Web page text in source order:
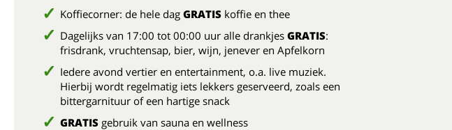
Koffiecorner: de hele dag GRATIS koffie en thee
Dagelijks van 17:00 tot 00:00 uur alle drankjes GRATIS:
frisdrank, vruchtensap, bier, wijn, jenever en Apfelkorn
Iedere avond vertier en entertainment, o.a. live muziek.
Hierbij wordt regelmatig iets lekkers geserveerd, zoals een
bittergarnituur of een hartige snack
GRATIS gebruik van sauna en wellness